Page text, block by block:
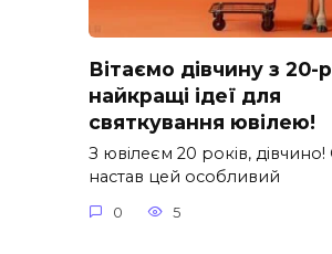
Вітаємо дівчину з 20-
найкращі ідеї для
святкування ювілею!
З ювілеєм 20 років, дівчино!
настав цей особливий
0 5